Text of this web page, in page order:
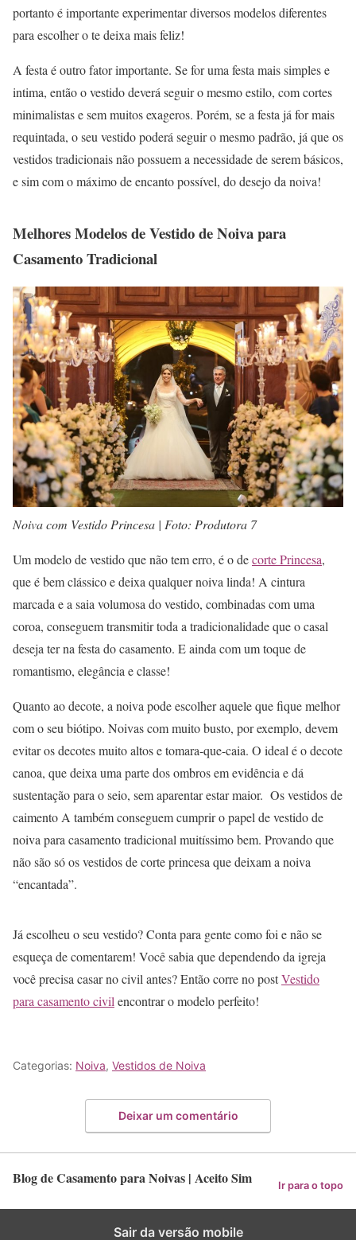
portanto é importante experimentar diversos modelos diferentes
para escolher o te deixa mais feliz!
A festa é outro fator importante. Se for uma festa mais simples e
intima, então o vestido deverá seguir o mesmo estilo, com cortes
minimalistas e sem muitos exageros. Porém, se a festa já for mais
requintada, o seu vestido poderá seguir o mesmo padrão, já que os
vestidos tradicionais não possuem a necessidade de serem básicos,
e sim com o máximo de encanto possível, do desejo da noiva!
Melhores Modelos de Vestido de Noiva para
Casamento Tradicional
Noiva com Vestido Princesa | Foto: Produtora 7
Um modelo de vestido que não tem erro, é o decorte Princesa,
que é bem clássico e deixa qualquer noiva linda! A cintura
marcada e a saia volumosa do vestido, combinadas com uma
coroa, conseguem transmitir toda a tradicionalidade que o casal
deseja ter na festa do casamento. E ainda com um toque de
romantismo, elegância e classe!
Quanto ao decote, a noiva pode escolher aquele que fique melhor
com o seu biótipo. Noivas com muito busto, por exemplo, devem
evitar os decotes muito altos e tomara-que-caia. O ideal é o decote
canoa, que deixa uma parte dos ombros em evidência e dá
sustentação para o seio, sem aparentar estar maior. Os vestidos de
caimento A também conseguem cumprir o papel de vestido de
noiva para casamento tradicional muitíssimo bem. Provando que
não são só os vestidos de corte princesa que deixam a noiva
“encantada”.
Já escolheu o seu vestido? Conta para gente como foi e não se
esqueça de comentarem! Você sabia que dependendo da igreja
você precisa casar no civil antes? Então corre no postVestido
para casamento civil encontrar o modelo perfeito!
Categorias: Noiva, Vestidos de Noiva
Deixar um comentário
Blog de Casamento para Noivas | Aceito Sim Ir para o topo
Sair da versão mobile